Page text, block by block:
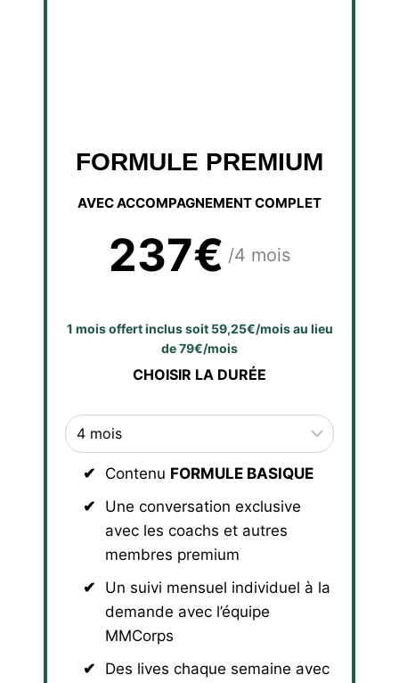
FORMULE PREMIUM
AVEC ACCOMPAGNEMENT COMPLET
237€ /4 mois
1 mois offert inclus soit 59,25€/mois au lieu
de 79€/mois
CHOISIR LA DURÉE
Contenu FORMULE BASIQUE
Une conversation exclusive
avec les coachs et autres
membres premium
Un suivi mensuel individuel à la
demande avec l’équipe
MMCorps
Des lives chaque semaine avec